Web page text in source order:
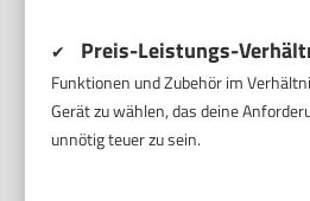
✔ Preis-Leistungs-
Funktionen und Zubehör im
Gerät zu wählen, das deine
unnötig teuer zu sein.